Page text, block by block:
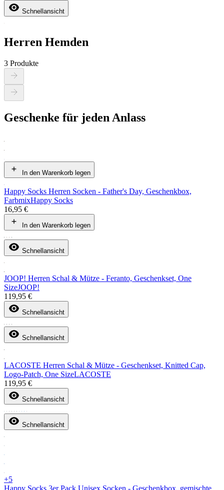
Schnellansicht
Herren Hemden
3 Produkte
Geschenke für jeden Anlass
In den Warenkorb legen
Happy Socks Herren Socken - Father's Day, Geschenkbox,
FarbmixHappy Socks
16,95 €
In den Warenkorb legen
Schnellansicht
JOOP! Herren Schal & Mütze - Feranto, Geschenkset, One
SizeJOOP!
119,95 €
Schnellansicht
Schnellansicht
LACOSTE Herren Schal & Mütze - Geschenkset, Knitted Cap,
Logo-Patch, One SizeLACOSTE
119,95 €
Schnellansicht
Schnellansicht
+5
Happy Socks 3er Pack Unisex Socken - Geschenkbox, gemischte